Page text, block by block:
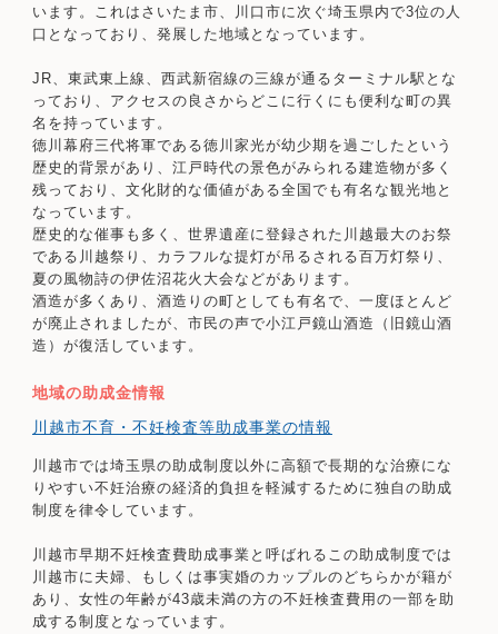
います。これはさいたま市、川口市に次ぐ埼玉県内で3位の人
口となっており、発展した地域となっています。
JR、東武東上線、西武新宿線の三線が通るターミナル駅とな
っており、アクセスの良さからどこに行くにも便利な町の異
名を持っています。
徳川幕府三代将軍である徳川家光が幼少期を過ごしたという
歴史的背景があり、江戸時代の景色がみられる建造物が多く
残っており、文化財的な価値がある全国でも有名な観光地と
なっています。
歴史的な催事も多く、世界遺産に登録された川越最大のお祭
である川越祭り、カラフルな提灯が吊るされる百万灯祭り、
夏の風物詩の伊佐沼花火大会などがあります。
酒造が多くあり、酒造りの町としても有名で、一度ほとんど
が廃止されましたが、市民の声で小江戸鏡山酒造（旧鏡山酒
造）が復活しています。
地域の助成金情報
川越市不育・不妊検査等助成事業の情報
川越市では埼玉県の助成制度以外に高額で長期的な治療にな
りやすい不妊治療の経済的負担を軽減するために独自の助成
制度を律令しています。
川越市早期不妊検査費助成事業と呼ばれるこの助成制度では
川越市に夫婦、もしくは事実婚のカップルのどちらかが籍が
あり、女性の年齢が43歳未満の方の不妊検査費用の一部を助
成する制度となっています。